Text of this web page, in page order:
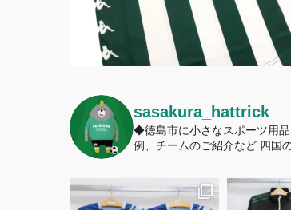
sasakura_hattrick
◆徳島市に小さなスポーツ用
例、チームのご紹介など 四国